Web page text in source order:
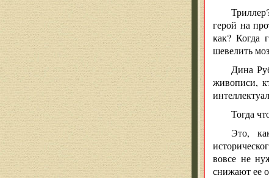
герой на
как? Когда
шевелить
Дина
живописи,
Тогда
Это,
вовсе не
снижают ее